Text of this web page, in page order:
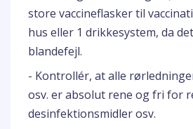
store vaccineflasker til
hus eller 1 drikkesystem, da
blandefejl.
- Kontrollér, at alle
osv. er absolut rene og fri for
desinfektionsmidler osv.